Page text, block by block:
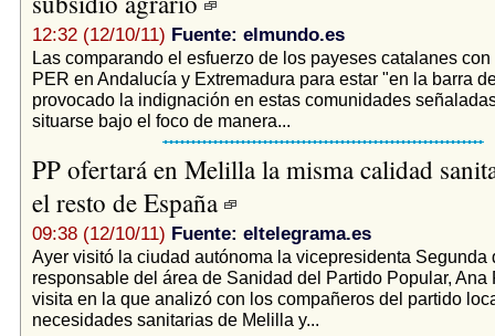
12:32 (12/10/11) Fuente: elmundo.es
Las comparando el esfuerzo de los payeses catalanes
PER en Andalucía y Extremadura para estar "en la barra
provocado la indignación en estas comunidades
situarse bajo el foco de manera...
PP ofertará en Melilla la misma calidad
el resto de España
09:38 (12/10/11) Fuente: eltelegrama.es
Ayer visitó la ciudad autónoma la vicepresidenta Segunda
responsable del área de Sanidad del Partido Popular, Ana
visita en la que analizó con los compañeros del partido
necesidades sanitarias de Melilla y...